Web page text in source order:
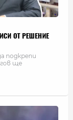
ОТ РЕШЕНИЕ
подкрепи
ще